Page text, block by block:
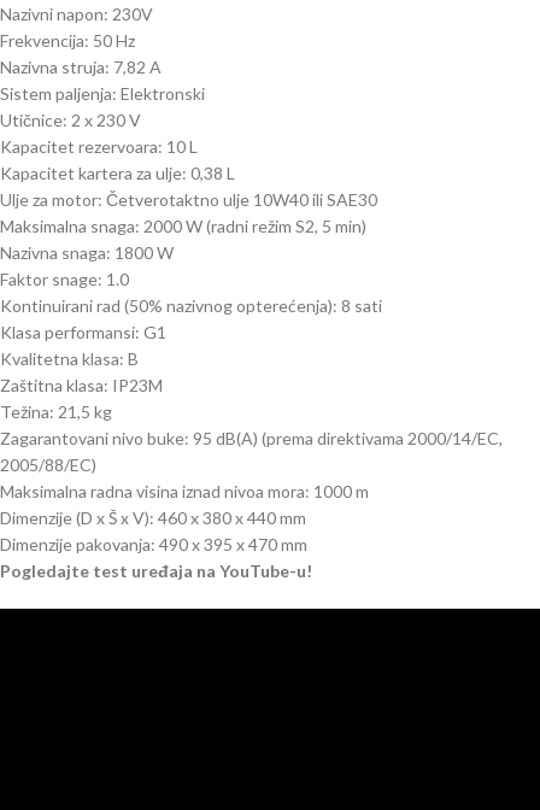
Nazivni napon: 230V
Frekvencija: 50 Hz
Nazivna struja: 7,82 A
Sistem paljenja: Elektronski
Utičnice: 2 x 230 V
Kapacitet rezervoara: 10 L
Kapacitet kartera za ulje: 0,38 L
Ulje za motor: Četverotaktno ulje 10W40 ili SAE30
Maksimalna snaga: 2000 W (radni režim S2, 5 min)
Nazivna snaga: 1800 W
Faktor snage: 1.0
Kontinuirani rad (50% nazivnog opterećenja): 8 sati
Klasa performansi: G1
Kvalitetna klasa: B
Zaštitna klasa: IP23M
Težina: 21,5 kg
Zagarantovani nivo buke: 95 dB(A) (prema direktivama 2000/14/EC,
2005/88/EC)
Maksimalna radna visina iznad nivoa mora: 1000 m
Dimenzije (D x Š x V): 460 x 380 x 440 mm
Dimenzije pakovanja: 490 x 395 x 470 mm
Pogledajte test uređaja na YouTube-u!